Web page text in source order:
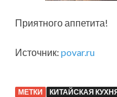
Приятного аппетита!
Источник: povar.ru
МЕТКИ КИТАЙСКАЯ